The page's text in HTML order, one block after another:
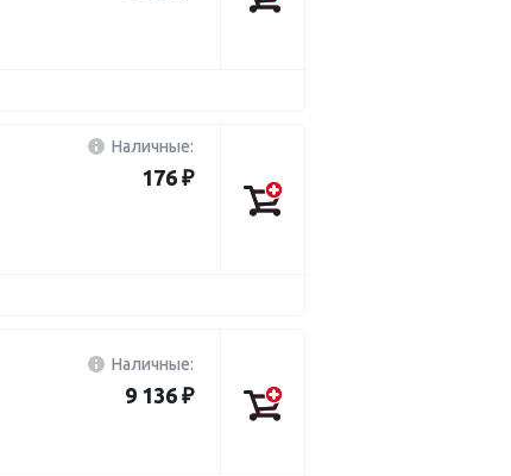
Наличные:
176 ₽
Наличные:
9 136 ₽